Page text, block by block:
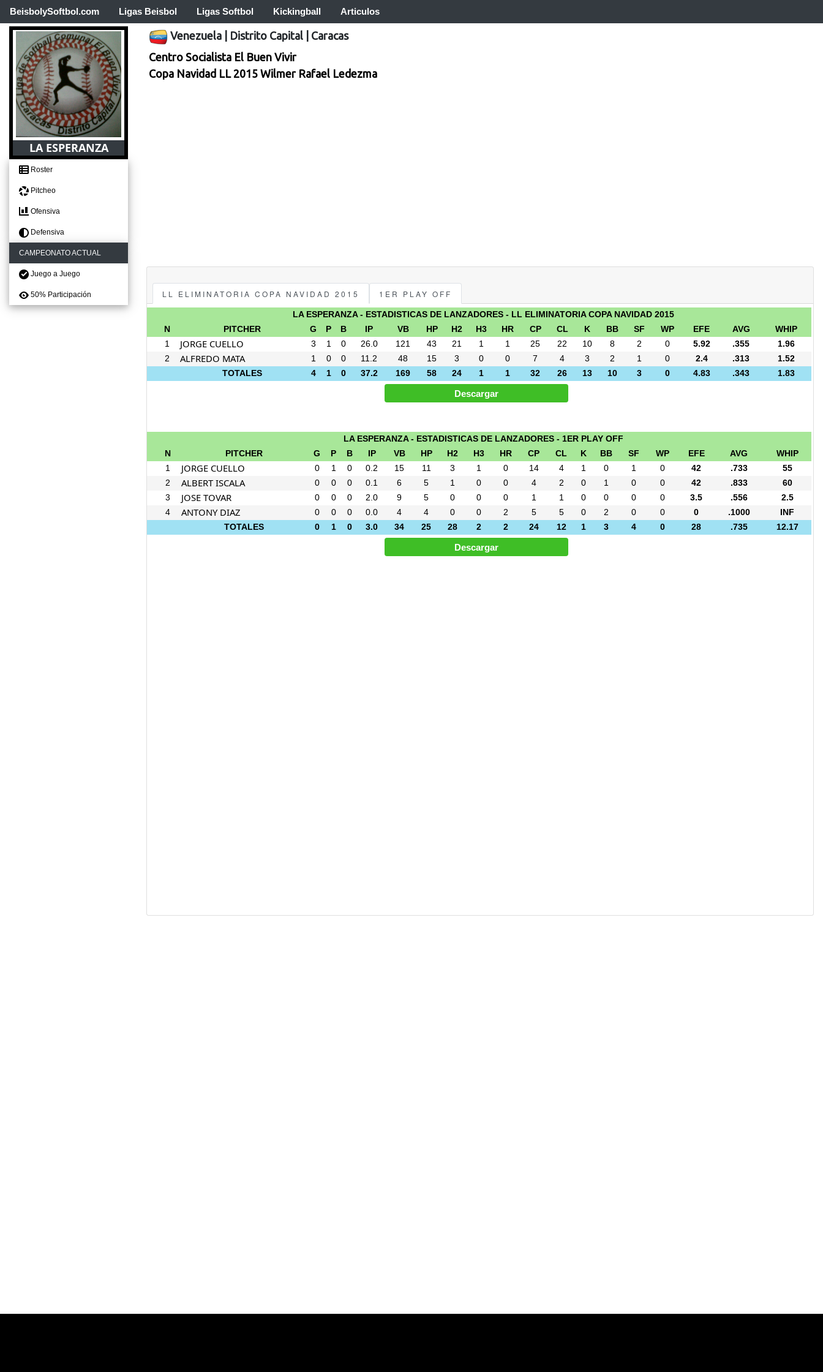
BeisbolySoftbol.com Ligas Beisbol Ligas Softbol Kickingball Articulos
LA ESPERANZA
Roster
Pitcheo
Ofensiva
Defensiva
CAMPEONATO ACTUAL
Juego a Juego
50% Participación
Venezuela Distrito Capital
Caracas
Centro Socialista El Buen Vivir
Copa Navidad LL 2015 Wilmer Rafael Ledezma
LL ELIMINATORIA COPA NAVIDAD 2015 1ER PLAY OFF
LA ESPERANZA - ESTADISTICAS DE LANZADORES - LL ELIMINATORIA COPA NAVIDAD 2015
N
PITCHER G P B IP VB HP H2 H3 HR CP CL K BB SF WP EFE AVG
WHIP
1
JORGE CUELLO 3 1 0 26.0 121 43 21 1 1 25 22 10 8 2 0 5.92 .355
1.96
2
ALFREDO MATA 1 0 0 11.2 48 15 3 0 0 7 4 3 2 1 0 2.4 .313
1.52
TOTALES
4 1 0 37.2 169 58 24 1 1 32 26 13 10 3 0 4.83 .343 1.83
LA ESPERANZA - ESTADISTICAS DE LANZADORES - 1ER PLAY OFF
N
PITCHER G P B IP VB HP H2 H3 HR CP CL K BB SF WP EFE AVG
WHIP
1
JORGE CUELLO 0 1 0 0.2 15 11 3 1 0 14 4 1 0 1 0 42 .733
55
2
ALBERT ISCALA 0 0 0 0.1 6 5 1 0 0 4 2 0 1 0 0 42 .833
60
3
JOSE TOVAR 0 0 0 2.0 9 5 0 0 0 1 1 0 0 0 0 3.5 .556
2.5
4
ANTONY DIAZ 0 0 0 0.0 4 4 0 0 2 5 5 0 2 0 0 0 .1000
INF
TOTALES
0 1 0 3.0 34 25 28 2 2 24 12 1 3 4 0 28 .735 12.17